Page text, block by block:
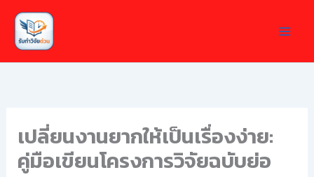
Skip
content
เปลี่ยนงานยากให้เป็นเรื่องง่าย:
คู่มือเขียนโครงการวิจัยฉบับย่อ